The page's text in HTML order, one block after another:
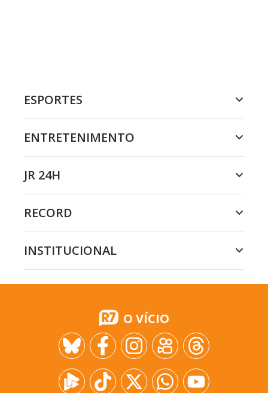
ESPORTES
ENTRETENIMENTO
JR 24H
RECORD
INSTITUCIONAL
O VÍCIO